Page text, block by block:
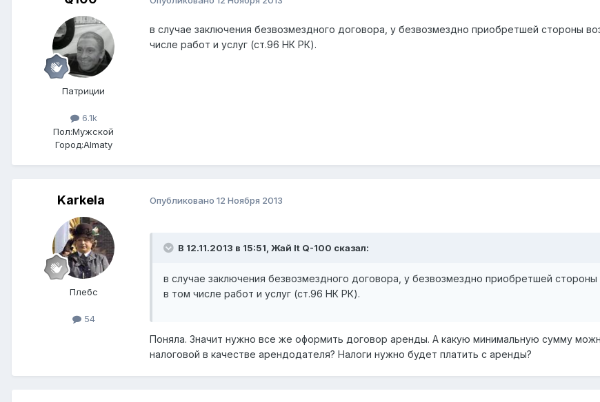
Патриции
6.1k
Пол:Мужской
Город:Almaty
в случае заключения безвозмездного договора, у безвозмездно приобретшей стороны
числе работ и услуг (ст.96 НК РК).
Karkela
Плебс
54
Опубликовано 12 Ноября 2013
В 12.11.2013 в 15:51, Жай It Q-100 сказал:
в случае заключения безвозмездного договора, у безвозмездно приобретшей
в том числе работ и услуг (ст.96 НК РК).
Поняла. Значит нужно все же оформить договор аренды. А какую минимальную сумму
налоговой в качестве арендодателя? Налоги нужно будет платить с аренды?